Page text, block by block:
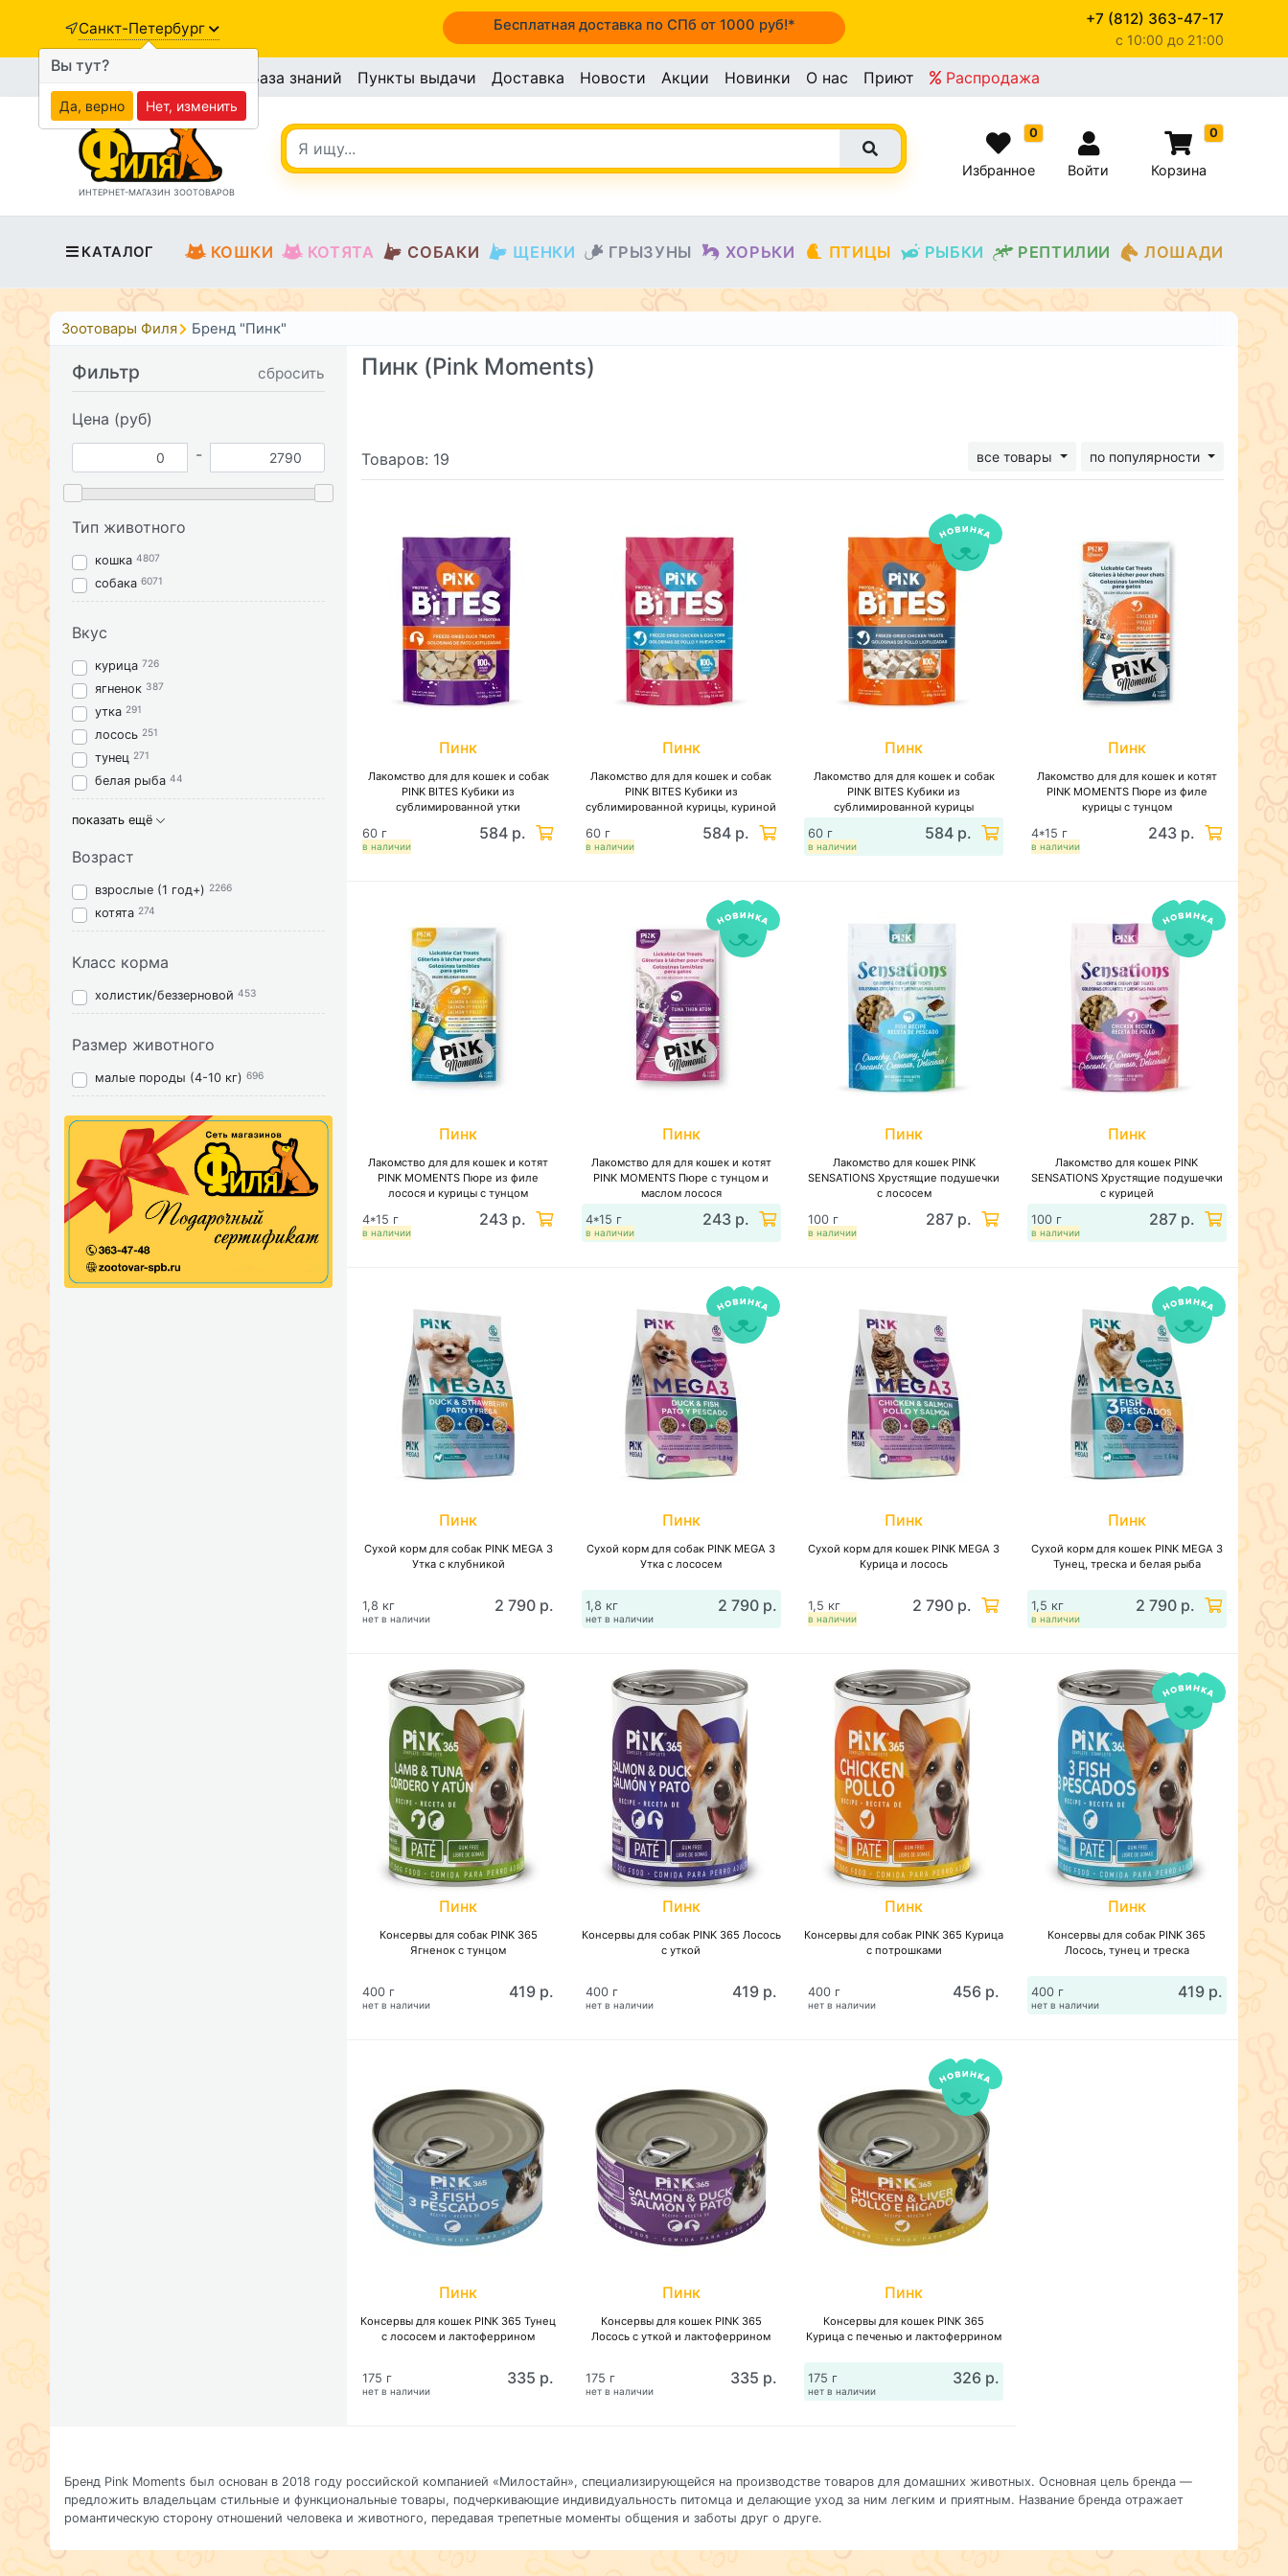
Санкт-Петербург Бесплатная доставка по СПб от 1000 руб!* +7 (812) 363-47-17
c 10:00 до 21:00
База знаний Пункты выдачи Доставка Новости Акции Новинки О нас Приют Распродажа
ИНТЕРНЕТ-МАГАЗИН ЗООТОВАРОВ
0
Избранное Войти
0
Корзина
КАТАЛОГ КОШКИ КОТЯТА СОБАКИ ЩЕНКИ ГРЫЗУНЫ ХОРЬКИ ПТИЦЫ РЫБКИ РЕПТИЛИИ ЛОШАДИ
Зоотовары Филя Бренд "Пинк"
Фильтр сбросить
Цена (руб)
-
Тип животного
кошка 4807
собака 6071
Вкус
курица 726
ягненок 387
утка 291
лосось 251
тунец 271
белая рыба 44
показать ещё
Возраст
взрослые (1 год+) 2266
котята 274
Класс корма
холистик/беззерновой 453
Размер животного
малые породы (4-10 кг) 696
Пинк (Pink Moments)
Товаров: 19 все товары по популярности
Пинк
Лакомство для для кошек и собак
PINK BITES Кубики из
сублимированной утки
в наличии
60 г 584 р.
Пинк
Лакомство для для кошек и собак
PINK BITES Кубики из
сублимированной курицы, куриной
в наличии
60 г 584 р.
Пинк
Лакомство для для кошек и собак
PINK BITES Кубики из
сублимированной курицы
в наличии
60 г 584 р.
Пинк
Лакомство для для кошек и котят
PINK MOMENTS Пюре из филе
курицы с тунцом
в наличии
4*15 г 243 р.
Пинк
Лакомство для для кошек и котят
PINK MOMENTS Пюре из филе
лосося и курицы с тунцом
в наличии
4*15 г 243 р.
Пинк
Лакомство для для кошек и котят
PINK MOMENTS Пюре с тунцом и
маслом лосося
в наличии
4*15 г 243 р.
Пинк
Лакомство для кошек PINK
SENSATIONS Хрустящие подушечки
с лососем
в наличии
100 г 287 р.
Пинк
Лакомство для кошек PINK
SENSATIONS Хрустящие подушечки
с курицей
в наличии
100 г 287 р.
Пинк
Сухой корм для собак PINK MEGA 3
Утка с клубникой
нет в наличии
1,8 кг 2 790 р.
Пинк
Сухой корм для собак PINK MEGA 3
Утка с лососем
нет в наличии
1,8 кг 2 790 р.
Пинк
Сухой корм для кошек PINK MEGA 3
Курица и лосось
в наличии
1,5 кг 2 790 р.
Пинк
Сухой корм для кошек PINK MEGA 3
Тунец, треска и белая рыба
в наличии
1,5 кг 2 790 р.
Пинк
Консервы для собак PINK 365
Ягненок с тунцом
нет в наличии
400 г 419 р.
Пинк
Консервы для собак PINK 365 Лосось
с уткой
нет в наличии
400 г 419 р.
Пинк
Консервы для собак PINK 365 Курица
с потрошками
нет в наличии
400 г 456 р.
Пинк
Консервы для собак PINK 365
Лосось, тунец и треска
нет в наличии
400 г 419 р.
Пинк
Консервы для кошек PINK 365 Тунец
с лососем и лактоферрином
нет в наличии
175 г 335 р.
Пинк
Консервы для кошек PINK 365
Лосось с уткой и лактоферрином
нет в наличии
175 г 335 р.
Пинк
Консервы для кошек PINK 365
Курица с печенью и лактоферрином
нет в наличии
175 г 326 р.
Бренд Pink Moments был основан в 2018 году российской компанией «Милостайн», специализирующейся на производстве товаров для домашних животных. Основная цель бренда —
предложить владельцам стильные и функциональные товары, подчеркивающие индивидуальность питомца и делающие уход за ним легким и приятным. Название бренда отражает
романтическую сторону отношений человека и животного, передавая трепетные моменты общения и заботы друг о друге.
Вы тут?
Да, верно Нет, изменить